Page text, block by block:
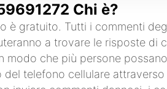
Chi è?
è gratuito. Tutti i commenti
a trovare le risposte di
che più persone
telefono cellulare